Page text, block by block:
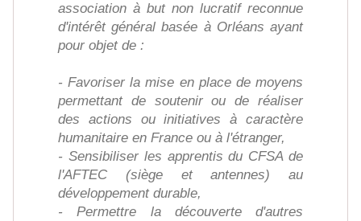
association à but non lucratif reconnue
d'intérêt général basée à Orléans ayant
pour objet de :
- Favoriser la mise en place de moyens
permettant de soutenir ou de réaliser
des actions ou initiatives à caractère
humanitaire en France ou à l'étranger,
- Sensibiliser les apprentis du CFSA de
l'AFTEC (siège et antennes) au
développement durable,
- Permettre la découverte d'autres